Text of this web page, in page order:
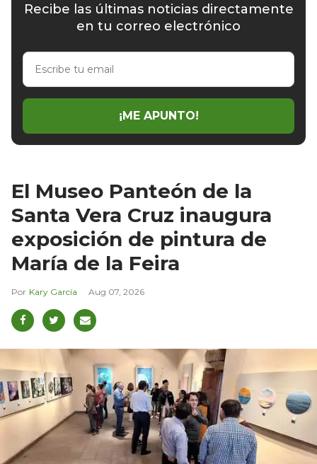
Recibe las últimas noticias directamente
en tu correo electrónico
Escribe
email
¡ME APUNTO!
El Museo Panteón de la
Santa Vera Cruz inaugura
exposición de pintura de
María de la Feira
Kary García Aug 07, 2026